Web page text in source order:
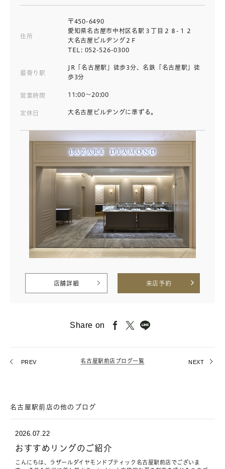
住所
〒450-6490
愛知県名古屋市中村区名駅３丁目２８-１２
大名古屋ビルヂング２F
TEL: 052-526-0300
最寄り駅
JR「名古屋駅」徒歩3分、名鉄「名古屋駅」徒
歩3分
営業時間 11:00～20:00
定休日 大名古屋ビルヂングに準ずる。
店舗詳細 来店予約
Share on
PREV 名古屋駅前店ブログ一覧 NEXT
名古屋駅前店の他のブログ
2026.07.22
おすすめリングのご紹介
こんにちは、ラザールダイヤモンドブティック名古屋駅前店でございま